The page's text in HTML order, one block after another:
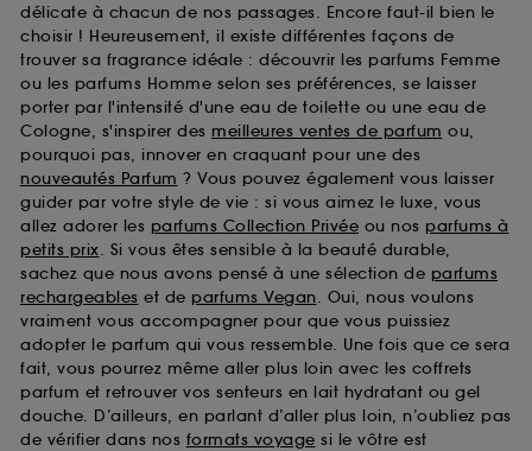
délicate à chacun de nos passages. Encore faut-il bien le
choisir ! Heureusement, il existe différentes façons de
trouver sa fragrance idéale : découvrir les parfums Femme
ou les parfums Homme selon ses préférences, se laisser
porter par l'intensité d'une eau de toilette ou une eau de
Cologne, s'inspirer des meilleures ventes de parfum ou,
pourquoi pas, innover en craquant pour une des
nouveautés Parfum ? Vous pouvez également vous laisser
guider par votre style de vie : si vous aimez le luxe, vous
allez adorer les parfums Collection Privée ou nos parfums à
petits prix. Si vous êtes sensible à la beauté durable,
sachez que nous avons pensé à une sélection de parfums
rechargeables et de parfums Vegan. Oui, nous voulons
vraiment vous accompagner pour que vous puissiez
adopter le parfum qui vous ressemble. Une fois que ce sera
fait, vous pourrez même aller plus loin avec les coffrets
parfum et retrouver vos senteurs en lait hydratant ou gel
douche. D’ailleurs, en parlant d’aller plus loin, n’oubliez pas
de vérifier dans nos formats voyage si le vôtre est